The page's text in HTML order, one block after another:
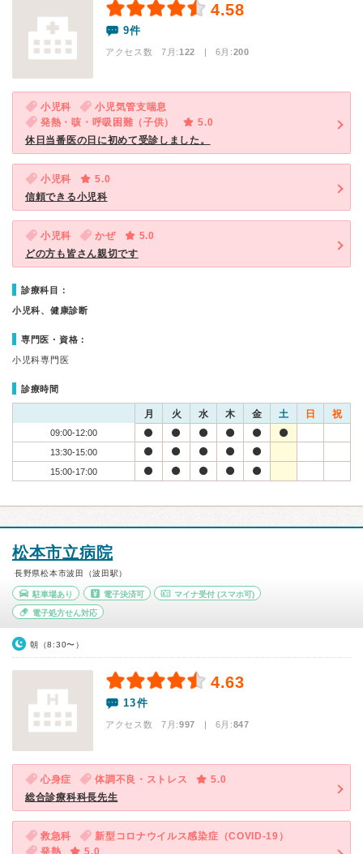
4.58
9件
アクセス数 7月:122 | 6月:200
小児科
小児気管支喘息
発熱・咳・呼吸困難（子供）
5.0
休日当番医の日に初めて受診しました。
小児科
5.0
信頼できる小児科
小児科 かぜ
5.0
どの方も皆さん親切です
診療科目：
小児科、健康診断
専門医・資格：
小児科専門医
診療時間
月 火 水 木 金 土 日 祝
09:00-12:00
13:30-15:00
15:00-17:00
松本市立病院
長野県松本市波田（波田駅）
駐車場あり 電子決済可 マイナ受付 (スマホ可)
電子処方せん対応
朝（8:30〜）
4.63
13件
アクセス数 7月:997 | 6月:847
心身症 体調不良・ストレス
5.0
総合診療科科長先生
救急科
新型コロナウイルス感染症（COVID-19）
発熱
5.0